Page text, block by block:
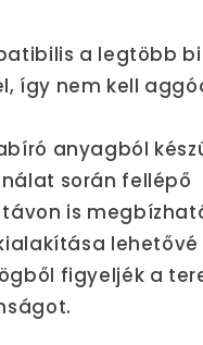
a legtöbb
így nem kell
anyagból
során fellépő
is
lehetővé
figyeljék a